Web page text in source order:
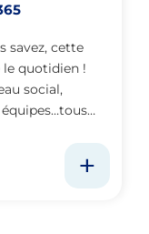
savez, cette
quotidien !
social,